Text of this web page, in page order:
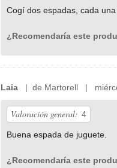
Cogí dos espadas, cada
¿Recomendaría este
Laia | de Martorell |
Valoración general: 4
Buena espada de juguete.
¿Recomendaría este